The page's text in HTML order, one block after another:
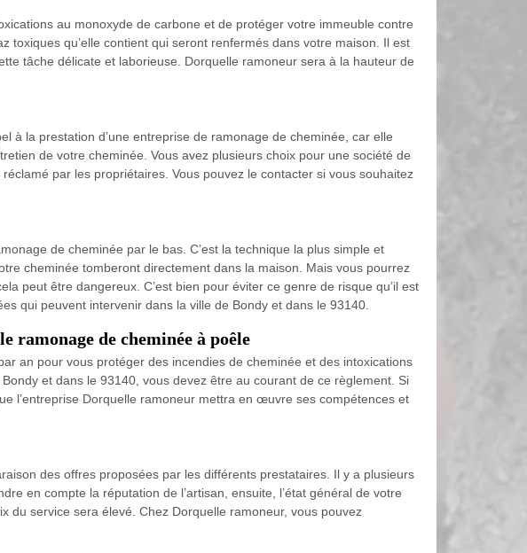
au monoxyde de carbone et de protéger votre immeuble contre
toxiques qu’elle contient qui seront renfermés dans votre maison. Il est
tâche délicate et laborieuse. Dorquelle ramoneur sera à la hauteur de
à la prestation d’une entreprise de ramonage de cheminée, car elle
de votre cheminée. Vous avez plusieurs choix pour une société de
par les propriétaires. Vous pouvez le contacter si vous souhaitez
de cheminée par le bas. C’est la technique la plus simple et
cheminée tomberont directement dans la maison. Mais vous pourrez
peut être dangereux. C’est bien pour éviter ce genre de risque qu’il est
qui peuvent intervenir dans la ville de Bondy et dans le 93140.
de cheminée à poêle
an pour vous protéger des incendies de cheminée et des intoxications
et dans le 93140, vous devez être au courant de ce règlement. Si
l’entreprise Dorquelle ramoneur mettra en œuvre ses compétences et
des offres proposées par les différents prestataires. Il y a plusieurs
en compte la réputation de l’artisan, ensuite, l’état général de votre
du service sera élevé. Chez Dorquelle ramoneur, vous pouvez